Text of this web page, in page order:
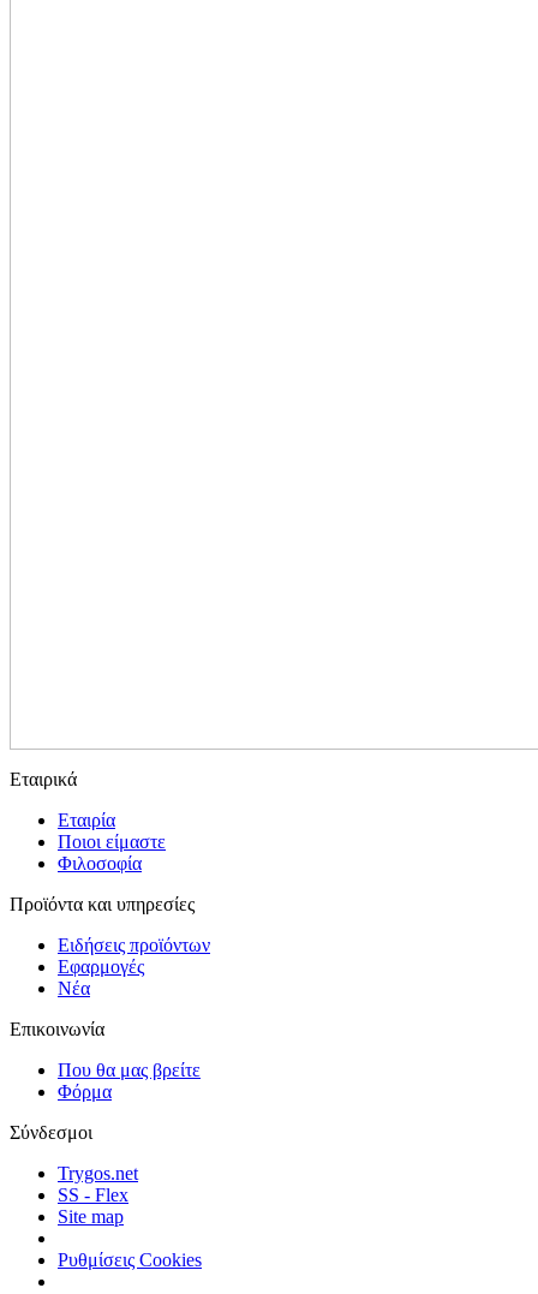
Εταιρικά
Εταιρία
Ποιοι είμαστε
Φιλοσοφία
Προϊόντα και υπηρεσίες
Ειδήσεις προϊόντων
Εφαρμογές
Νέα
Επικοινωνία
Που θα μας βρείτε
Φόρμα
Σύνδεσμοι
Trygos.net
SS - Flex
Site map
Ρυθμίσεις Cookies